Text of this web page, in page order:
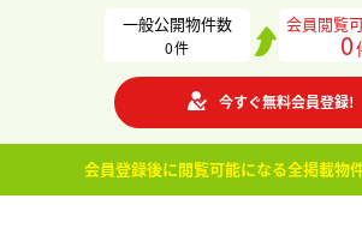
一般公開物件数
0件
会員閲覧
0
今すぐ無料会員登録!
会員登録後に閲覧可能になる全掲載物